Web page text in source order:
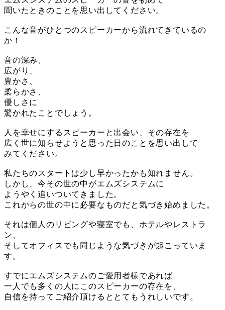
聞いたときのことを思い出してください。
こんな音がひとつのスピーカーから流れてきているの
か！
音の深み、
広がり、
豊かさ、
柔らかさ、
優しさに
驚かれたことでしょう。
人を幸せにするスピーカーと出会い、その存在を
広く世に知らせようと思った日のことを思い出して
みてください。
私たちのスタートは少し早かったかも知れません。
しかし、今その世の中がエムズシステムに
ようやく追いついてきました。
これからの世の中に必要なものだと気づき始めました。
それは個人のリビングや寝室でも、ホテルやレストラ
ン、
そしてオフィスでも同じような気づきが起こっていま
す。
すでにエムズシステムのご愛用者様であれば
一人でも多くの人にこのスピーカーの存在を、
自信を持ってご紹介頂けるととてもうれしいです。